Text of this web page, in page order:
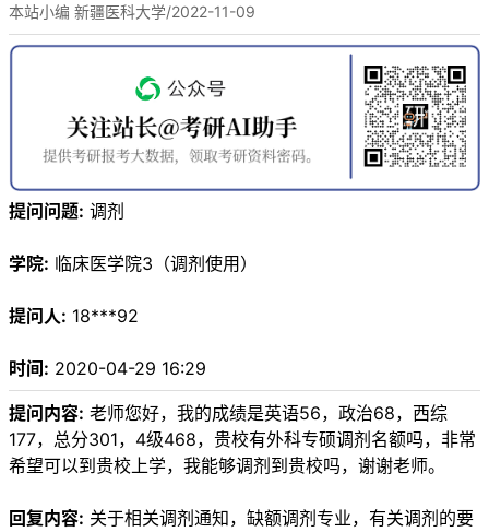
本站小编 新疆医科大学/2022-11-09
提问问题: 调剂
学院: 临床医学院3（调剂使用）
提问人: 18***92
时间: 2020-04-29 16:29
提问内容: 老师您好，我的成绩是英语56，政治68，西综
177，总分301，4级468，贵校有外科专硕调剂名额吗，非常
希望可以到贵校上学，我能够调剂到贵校吗，谢谢老师。
回复内容: 关于相关调剂通知，缺额调剂专业，有关调剂的要